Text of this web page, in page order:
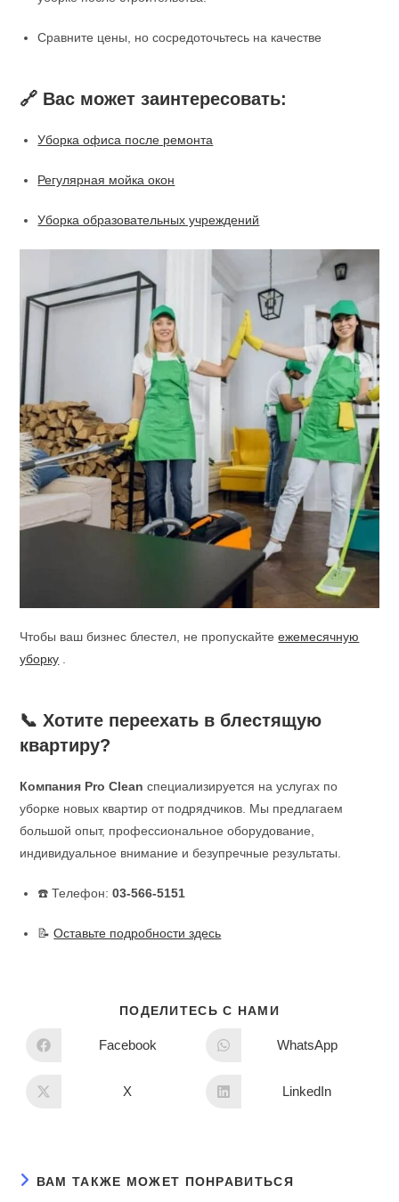
Сравните цены, но сосредоточьтесь на качестве
🔗 Вас может заинтересовать:
Уборка офиса после ремонта
Регулярная мойка окон
Уборка образовательных учреждений
Чтобы ваш бизнес блестел, не пропускайтеежемесячную
уборку
📞 Хотите переехать в блестящую
квартиру?
Компания Pro Clean специализируется на услугах по
уборке новых квартир от подрядчиков. Мы предлагаем
большой опыт, профессиональное оборудование,
индивидуальное внимание и безупречные результаты.
☎️ Телефон:03-566-5151
📝Оставьте подробности здесь
ПОДЕЛИТЕСЬ С НАМИ
Facebook WhatsApp
X LinkedIn
ВАМ ТАКЖЕ МОЖЕТ ПОНРАВИТЬСЯ